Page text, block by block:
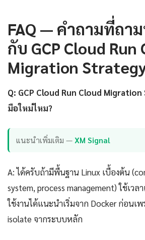
FAQ — คำถามที่ถา
กับ GCP Cloud Run
Migration
Q: GCP Cloud Run Cloud
มือใหม่ไหม?
แนะนำเพิ่มเติม —XM Signal
A: ได้ครับถ้ามีพื้นฐาน Linux เบื้องต้น
system, process management) ใช้เว
ใช้งานได้แนะนำเริ่มจาก Docker ก่อนเ
isolate จากระบบหลัก